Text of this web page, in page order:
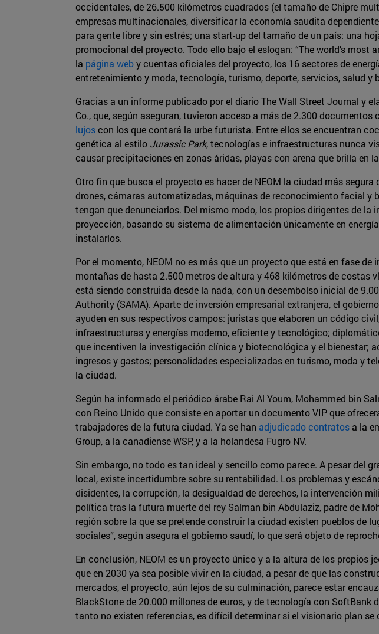
occidentales, de 26.500 kilómetros cuadrados (el tamaño de Chipre
empresas multinacionales, diversificar la economía saudita
para gente libre y sin estrés; una start-up del tamaño de un país: una
promocional del proyecto. Todo ello bajo el eslogan: “The world’s
la página weby cuentas oficiales del proyecto, los 16 sectores de
entretenimiento y moda, tecnología, turismo, deporte, servicios, salud
Gracias a un informe publicado por el diario The Wall Street Journal y
Co., que, según aseguran, tuvieron acceso a más de 2.300
lujoscon los que contará la urbe futurista. Entre ellos se encuentran
genética al estilo Jurassic Park, tecnologías e infraestructuras nunca
causar precipitaciones en zonas áridas, playas con arena que brilla en
Otro fin que busca el proyecto es hacer de NEOM la ciudad más
drones, cámaras automatizadas, máquinas de reconocimiento facial
tengan que denunciarlos. Del mismo modo, los propios dirigentes de
proyección, basando su sistema de alimentación únicamente en
instalarlos.
Por el momento, NEOM no es más que un proyecto que está en fase
montañas de hasta 2.500 metros de altura y 468 kilómetros de costas
está siendo construida desde la nada, con un desembolso inicial de
Authority (SAMA). Aparte de inversión empresarial extranjera, el
ayuden en sus respectivos campos: juristas que elaboren un código
infraestructuras y energías moderno, eficiente y tecnológico;
que incentiven la investigación clínica y biotecnológica y el bienestar;
ingresos y gastos; personalidades especializadas en turismo, moda y
la ciudad.
Según ha informado el periódico árabe Rai Al Youm, Mohammed bin
con Reino Unido que consiste en aportar un documento VIP que
trabajadores de la futura ciudad. Ya se han adjudicado contratos a la
Group, a la canadiense WSP, y a la holandesa Fugro NV.
Sin embargo, no todo es tan ideal y sencillo como parece. A pesar del
local, existe incertidumbre sobre su rentabilidad. Los problemas y
disidentes, la corrupción, la desigualdad de derechos, la intervención
política tras la futura muerte del rey Salman bin Abdulaziz, padre de
región sobre la que se pretende construir la ciudad existen pueblos de
sociales”, según asegura el gobierno saudí, lo que será objeto de
En conclusión, NEOM es un proyecto único y a la altura de los propios
que en 2030 ya sea posible vivir en la ciudad, a pesar de que las
mercados, el proyecto, aún lejos de su culminación, parece estar
BlackStone de 20.000 millones de euros, y de tecnología con
tanto no existen referencias, es difícil determinar si el visionario plan